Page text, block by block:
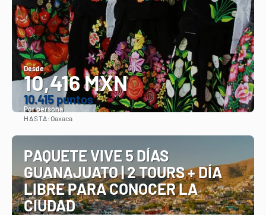
Desde
10,416 MXN
10.415 puntos
Por persona
HASTA:Oaxaca
PAQUETE VIVE 5 DÍAS
GUANAJUATO | 2 TOURS + DÍA
LIBRE PARA CONOCER LA
CIUDAD